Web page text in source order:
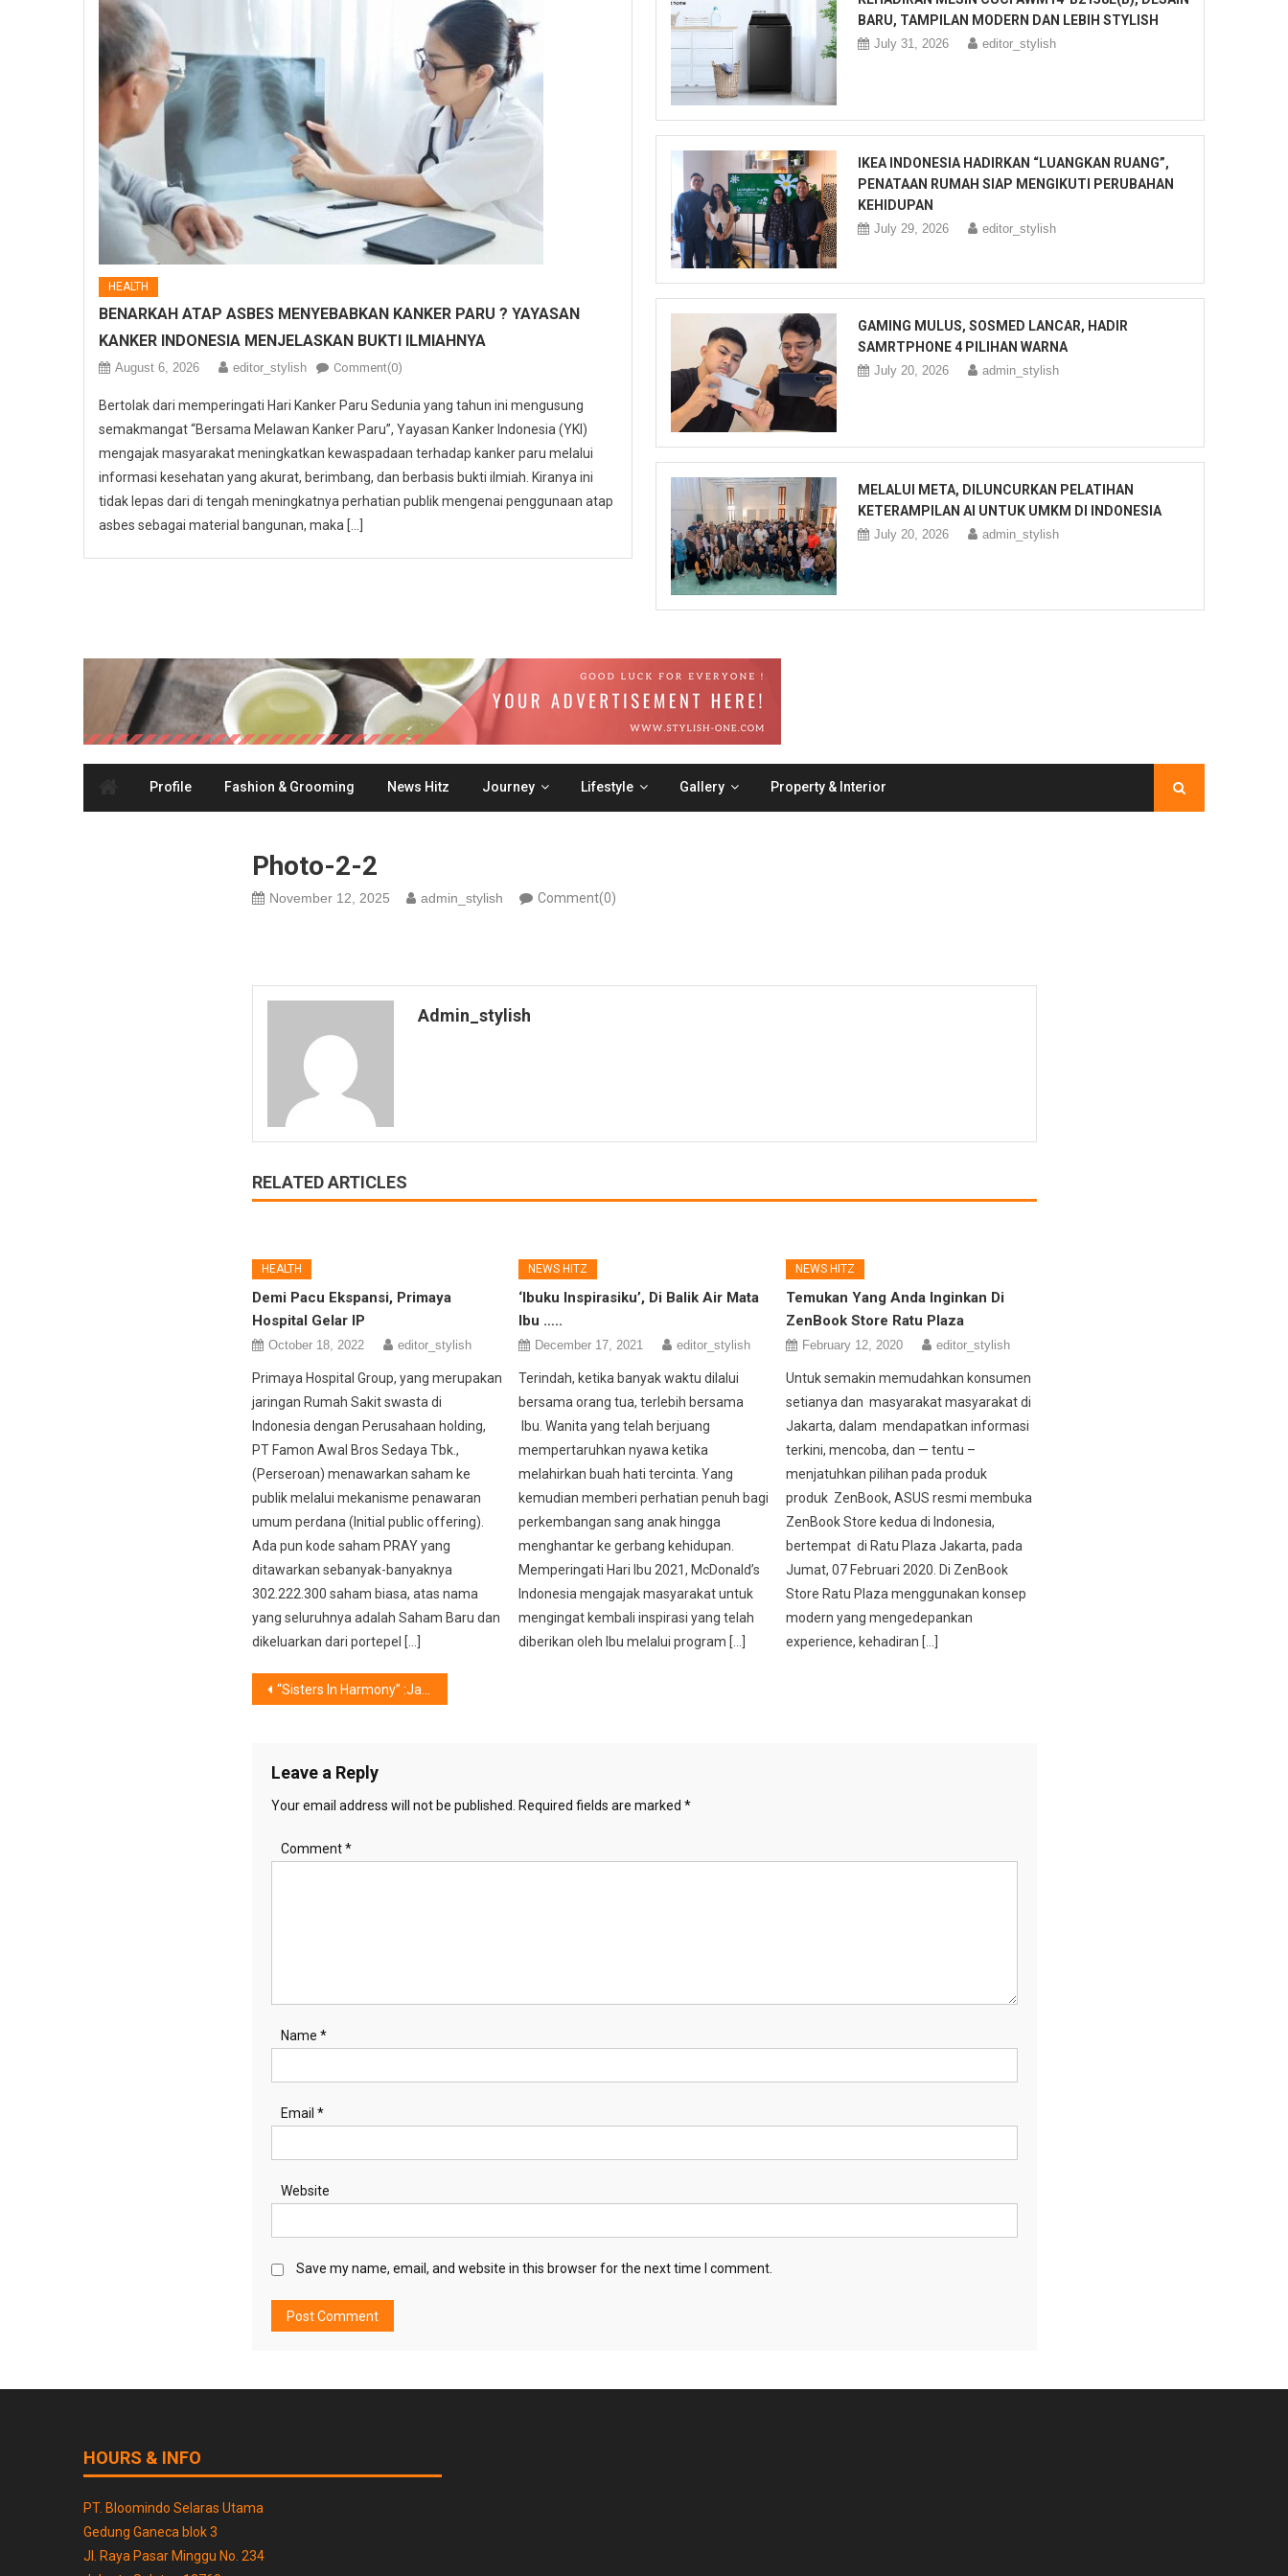
HEALTH
BENARKAH ATAP ASBES MENYEBABKAN KANKER PARU ? YAYASAN
KANKER INDONESIA MENJELASKAN BUKTI ILMIAHNYA
August 6, 2026 editor_stylish Comment(0)
Bertolak dari memperingati Hari Kanker Paru Sedunia yang tahun ini mengusung
semakmangat “Bersama Melawan Kanker Paru”, Yayasan Kanker Indonesia (YKI)
mengajak masyarakat meningkatkan kewaspadaan terhadap kanker paru melalui
informasi kesehatan yang akurat, berimbang, dan berbasis bukti ilmiah. Kiranya ini
tidak lepas dari di tengah meningkatnya perhatian publik mengenai penggunaan atap
asbes sebagai material bangunan, maka […]
BARU, TAMPILAN MODERN DAN LEBIH STYLISH
July 31, 2026 editor_stylish
IKEA INDONESIA HADIRKAN “LUANGKAN RUANG”,
PENATAAN RUMAH SIAP MENGIKUTI PERUBAHAN
KEHIDUPAN
July 29, 2026 editor_stylish
GAMING MULUS, SOSMED LANCAR, HADIR
SAMRTPHONE 4 PILIHAN WARNA
July 20, 2026 admin_stylish
MELALUI META, DILUNCURKAN PELATIHAN
KETERAMPILAN AI UNTUK UMKM DI INDONESIA
July 20, 2026 admin_stylish
Profile Fashion & Grooming News Hitz Journey Lifestyle Gallery Property & Interior
Photo-2-2
November 12, 2025 admin_stylish Comment(0)
Admin_stylish
RELATED ARTICLES
HEALTH
Demi Pacu Ekspansi, Primaya
Hospital Gelar IP
October 18, 2022 editor_stylish
Primaya Hospital Group, yang merupakan
jaringan Rumah Sakit swasta di
Indonesia dengan Perusahaan holding,
PT Famon Awal Bros Sedaya Tbk.,
(Perseroan) menawarkan saham ke
publik melalui mekanisme penawaran
umum perdana (Initial public offering).
Ada pun kode saham PRAY yang
ditawarkan sebanyak-banyaknya
302.222.300 saham biasa, atas nama
yang seluruhnya adalah Saham Baru dan
dikeluarkan dari portepel […]
NEWS HITZ
‘Ibuku Inspirasiku’, Di Balik Air Mata
Ibu …..
December 17, 2021 editor_stylish
Terindah, ketika banyak waktu dilalui
bersama orang tua, terlebih bersama
Ibu. Wanita yang telah berjuang
mempertaruhkan nyawa ketika
melahirkan buah hati tercinta. Yang
kemudian memberi perhatian penuh bagi
perkembangan sang anak hingga
menghantar ke gerbang kehidupan.
Memperingati Hari Ibu 2021, McDonald’s
Indonesia mengajak masyarakat untuk
mengingat kembali inspirasi yang telah
diberikan oleh Ibu melalui program […]
NEWS HITZ
Temukan Yang Anda Inginkan Di
ZenBook Store Ratu Plaza
February 12, 2020 editor_stylish
Untuk semakin memudahkan konsumen
setianya dan masyarakat masyarakat di
Jakarta, dalam mendapatkan informasi
terkini, mencoba, dan — tentu –
menjatuhkan pilihan pada produk
produk ZenBook, ASUS resmi membuka
ZenBook Store kedua di Indonesia,
bertempat di Ratu Plaza Jakarta, pada
Jumat, 07 Februari 2020. Di ZenBook
Store Ratu Plaza menggunakan konsep
modern yang mengedepankan
experience, kehadiran […]
Post
“Sisters In Harmony” :Jalinan Kasih Tiga Saudari dalam Perjalanan Musik
Leave a Reply
Your email address will not be published. Required fields are marked *
Comment*
Name *
Email *
Website
Save my name, email, and website in this browser for the next time I comment.
HOURS & INFO
PT. Bloomindo Selaras Utama
Gedung Ganeca blok 3
Jl. Raya Pasar Minggu No. 234